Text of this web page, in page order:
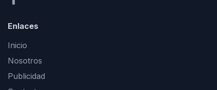
Enlaces
Inicio
Nosotros
Publicidad